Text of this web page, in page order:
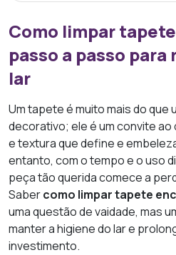
Como limpar
passo a passo
lar
Um tapete é muito mais do que
decorativo; ele é um convite
e textura que define e
entanto, com o tempo e o uso
peça tão querida comece a
Sabercomo limpar tapete
uma questão de vaidade, mas
manter a higiene do lar e
investimento.